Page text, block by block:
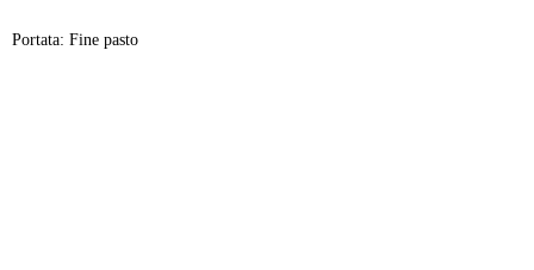
Portata: Fine pasto